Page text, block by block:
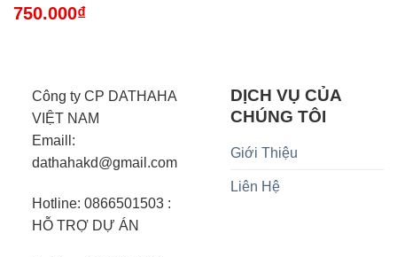
750.000₫
Công ty CP DATHAHA
VIỆT NAM
Emaill:
dathahakd@gmail.com
Hotline: 0866501503 :
HỖ TRỢ DỰ ÁN
DỊCH VỤ CỦA
CHÚNG TÔI
Giới Thiệu
Liên Hệ